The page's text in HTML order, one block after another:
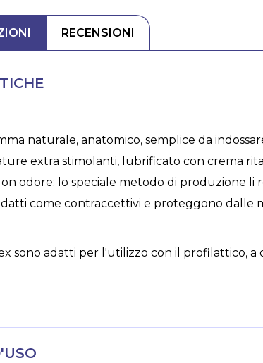
RECENSIONI
naturale, anatomico, semplice da
extra stimolanti, lubrificato con crema
odore: lo speciale metodo di produzione
come contraccettivi e proteggono dalle
sono adatti per l'utilizzo con il profilattico,